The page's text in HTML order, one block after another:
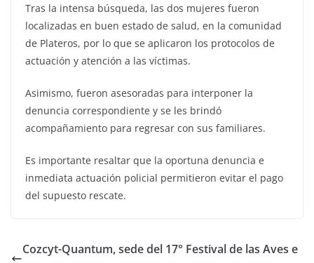
Tras la intensa búsqueda, las dos mujeres fueron
localizadas en buen estado de salud, en la comunidad
de Plateros, por lo que se aplicaron los protocolos de
actuación y atención a las víctimas.
Asimismo, fueron asesoradas para interponer la
denuncia correspondiente y se les brindó
acompañamiento para regresar con sus familiares.
Es importante resaltar que la oportuna denuncia e
inmediata actuación policial permitieron evitar el pago
del supuesto rescate.
Cozcyt-Quantum, sede del 17° Festival de las Aves e